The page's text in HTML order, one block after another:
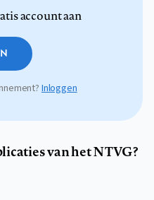
account aan
Inloggen
van het NTVG?